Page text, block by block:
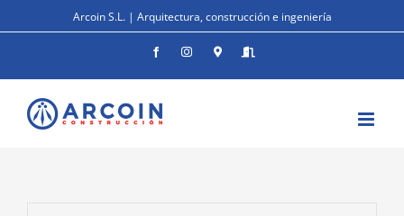
al
Arcoin S.L. | Arquitectura, construcción e ingeniería
FacebookInstagramDondeEntrar